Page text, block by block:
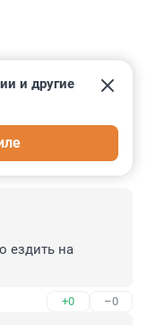
и другие
ездить на
+0 –0